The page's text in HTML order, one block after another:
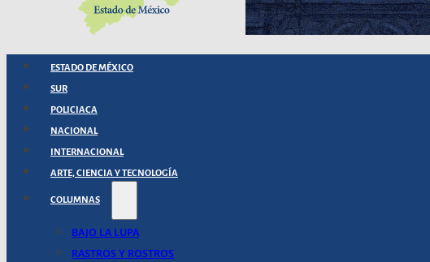
ESTADO DE MÉXICO
SUR
POLICIACA
NACIONAL
INTERNACIONAL
ARTE, CIENCIA Y TECNOLOGÍA
COLUMNAS
BAJO LA LUPA
RASTROS Y ROSTROS